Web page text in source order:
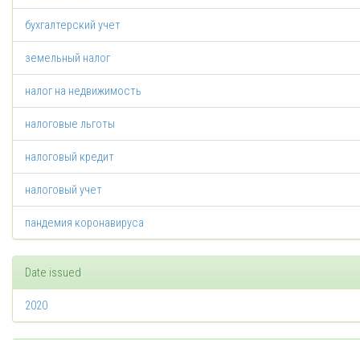
бухгалтерский учет
земельный налог
налог на недвижимость
налоговые льготы
налоговый кредит
налоговый учет
пандемия коронавируса
Date issued
2020